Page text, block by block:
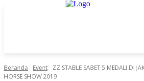
Beranda Event
ZZ STABLE SABET 5 MEDALI DI
HORSE SHOW 2019